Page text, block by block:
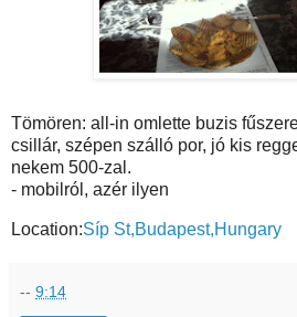
Tömören: all-in omlette buzis
csillár, szépen szálló por, jó kis
nekem 500-zal.
- mobilról, azér ilyen
Location:Síp St,Budapest,Hungary
-- 9:14